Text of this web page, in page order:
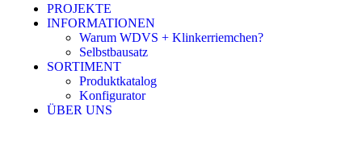
PROJEKTE
INFORMATIONEN
Warum WDVS + Klinkerriemchen?
Selbstbausatz
SORTIMENT
Produktkatalog
Konfigurator
ÜBER UNS